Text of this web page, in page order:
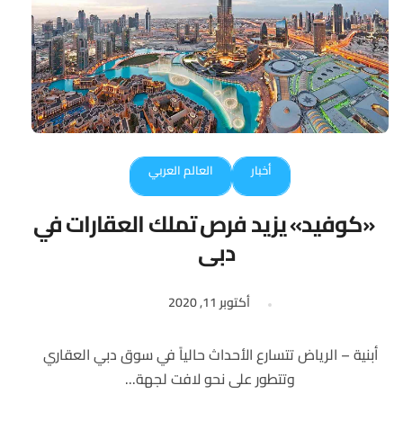
أخبار العالم العربي
«كوفيد» يزيد فرص تملك العقارات في
دبي
أكتوبر 11, 2020
أبنية – الرياض تتسارع الأحداث حالياً في سوق دبي العقاري
وتتطور على نحو لافت لجهة...